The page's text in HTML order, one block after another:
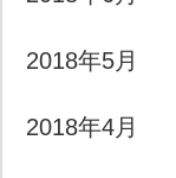
2018年5月
2018年4月